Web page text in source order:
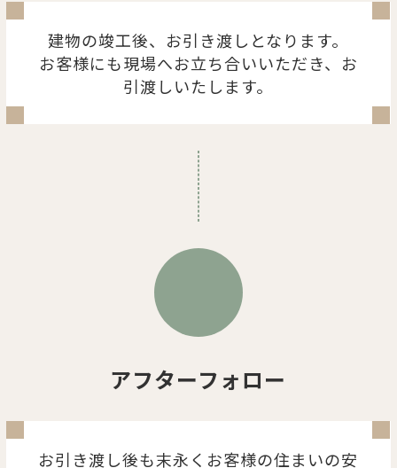
建物の竣⼯後、お引き渡しとなります。
お客様にも現場へお⽴ち合いいただき、お
引渡しいたします。
アフターフォロー
お引き渡し後も末永くお客様の住まいの安